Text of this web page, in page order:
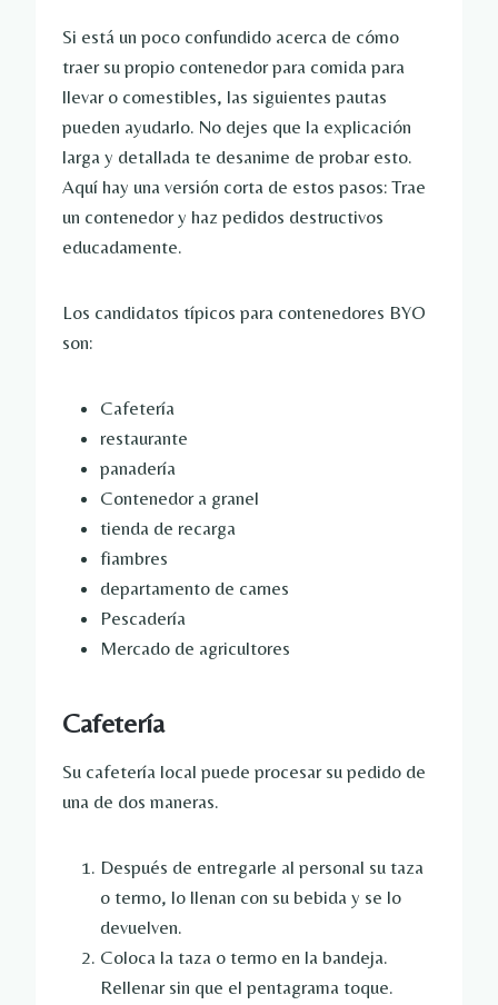
Si está un poco confundido acerca de cómo
traer su propio contenedor para comida para
llevar o comestibles, las siguientes pautas
pueden ayudarlo. No dejes que la explicación
larga y detallada te desanime de probar esto.
Aquí hay una versión corta de estos pasos: Trae
un contenedor y haz pedidos destructivos
educadamente.
Los candidatos típicos para contenedores BYO
son:
Cafetería
restaurante
panadería
Contenedor a granel
tienda de recarga
fiambres
departamento de carnes
Pescadería
Mercado de agricultores
Cafetería
Su cafetería local puede procesar su pedido de
una de dos maneras.
Después de entregarle al personal su taza
o termo, lo llenan con su bebida y se lo
devuelven.
Coloca la taza o termo en la bandeja.
Rellenar sin que el pentagrama toque.